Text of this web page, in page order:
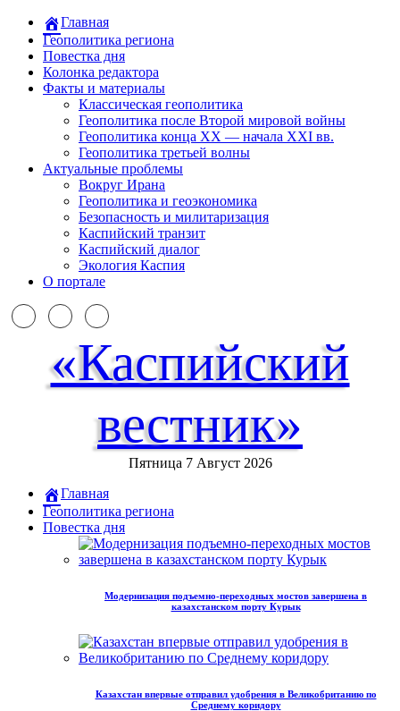
Главная
Геополитика региона
Повестка дня
Колонка редактора
Факты и материалы
Классическая геополитика
Геополитика после Второй мировой войны
Геополитика конца XX — начала XXI вв.
Геополитика третьей волны
Актуальные проблемы
Вокруг Ирана
Геополитика и геоэкономика
Безопасность и милитаризация
Каспийский транзит
Каспийский диалог
Экология Каспия
О портале
«Каспийский
вестник»
Пятница 7 Август 2026
Главная
Геополитика региона
Повестка дня
Модернизация подъемно-переходных мостов завершена в
казахстанском порту Курык
Казахстан впервые отправил удобрения в Великобританию по
Среднему коридору